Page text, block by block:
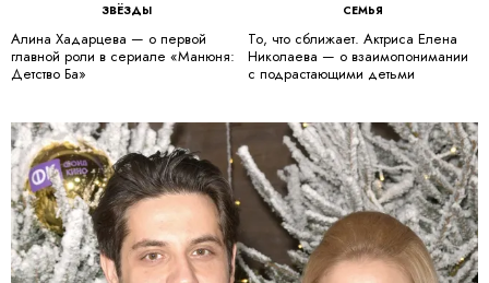
ЗВЁЗДЫ
Алина Хадарцева — о первой
главной роли в сериале «Манюня:
Детство Ба»
СЕМЬЯ
То, что сближает. Актриса Елена
Николаева — о взаимопонимании
с подрастающими детьми